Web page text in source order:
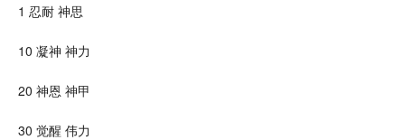
1 忍耐 神思
10 凝神 神力
20 神恩 神甲
30 觉醒 伟力